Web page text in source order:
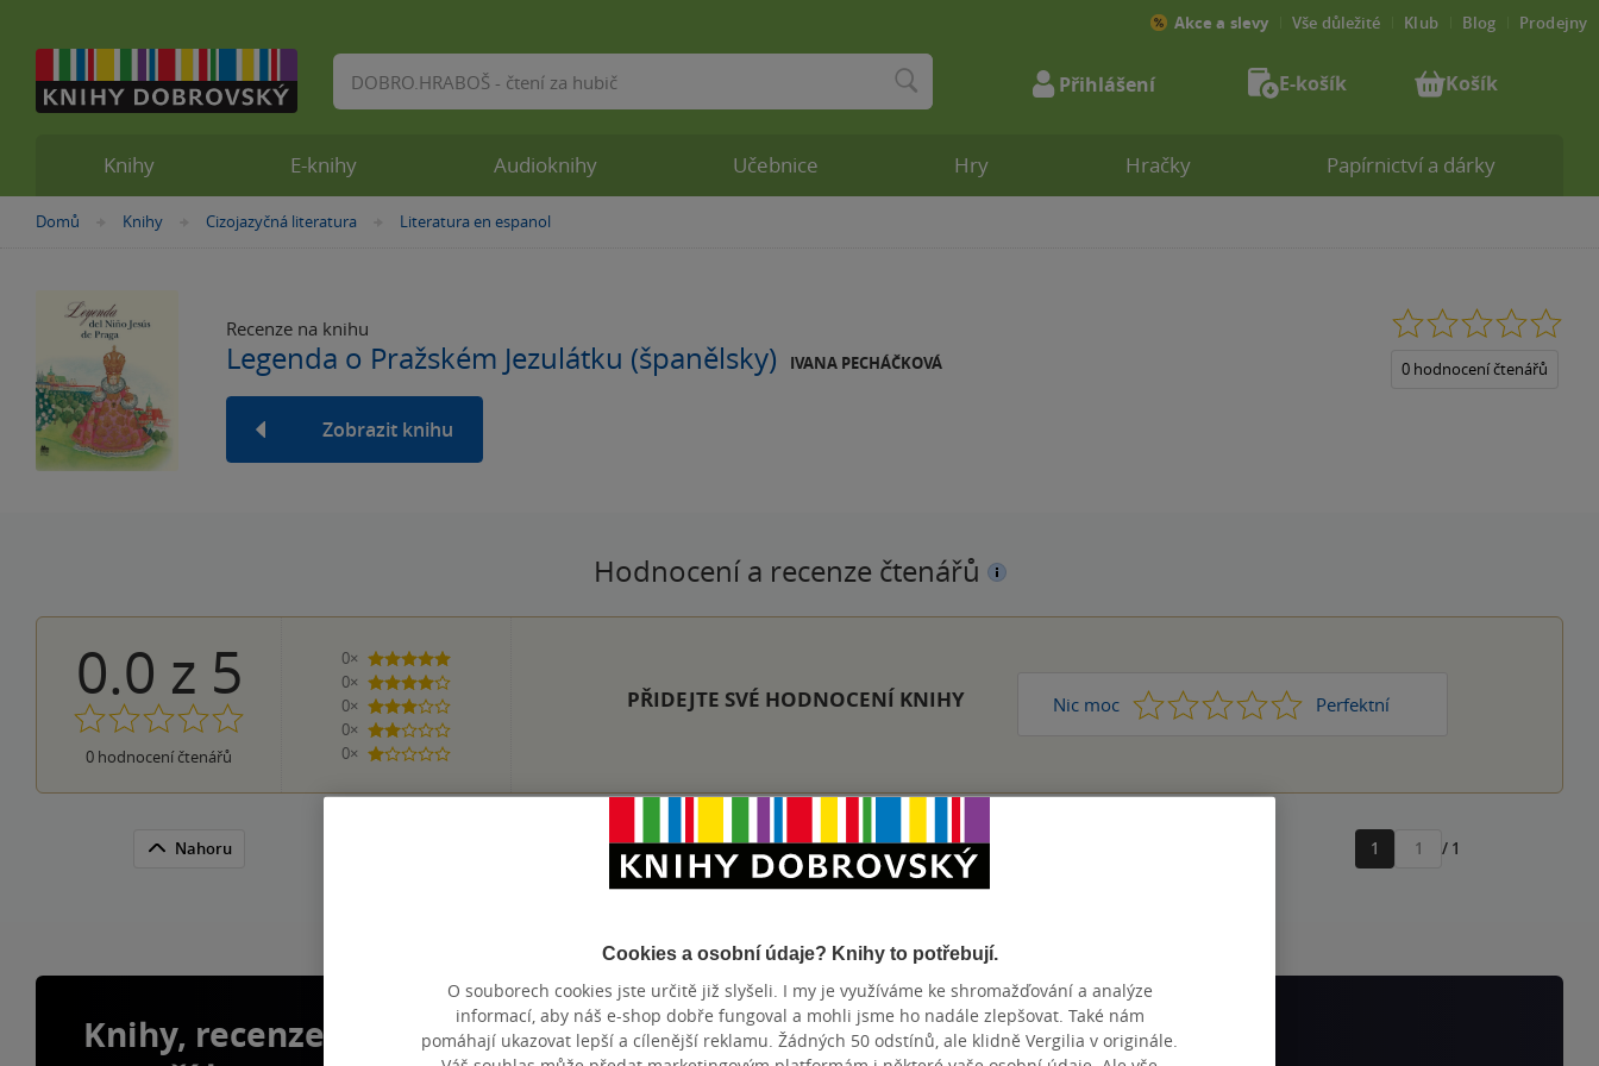
Nacházíte
Domů »
Knihy »
Cizojazyčná literatura »
Literatura en espanol
Recenze na knihu
Legenda o Pražském Jezulátku (španělsky) IVANA PECHÁČKOVÁ
Zobrazit knihu
0.0
0 hodnocení čtenářů
Hodnocení a recenze čtenářů
0.0 z 5
0 hodnocení čtenářů
0×
5 hvězdiček
0×
4 hvězdičky
0×
3 hvězdičky
0×
2 hvězdičky
0×
1 hvezdička
PŘIDEJTE SVÉ HODNOCENÍ KNIHY Nic moc 1 2 3 4 Perfektní
5
Nahoru
Zobrazeno 20 z 20
1
Přejít
/ 1
Knihy E-knihy Audioknihy Učebnice Hry Hračky Papírnictví a dárky
Akce a slevy Vše důležité Klub Blog Prodejny
Vyhledávání Přihlášení E-košík Košík
Knihy, recenze a klubové výhody
Cookies a osobní údaje? Knihy to potřebují.
O souborech cookies jste určitě již slyšeli. I my je využíváme ke shromažďování a analýze
informací, aby náš e-shop dobře fungoval a mohli jsme ho nadále zlepšovat. Také nám
pomáhají ukazovat lepší a cílenější reklamu. Žádných 50 odstínů, ale klidně Vergilia v originále.